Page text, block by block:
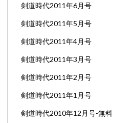
剣道時代2011年6月号
剣道時代2011年5月号
剣道時代2011年4月号
剣道時代2011年3月号
剣道時代2011年2月号
剣道時代2011年1月号
剣道時代2010年12月号-無料